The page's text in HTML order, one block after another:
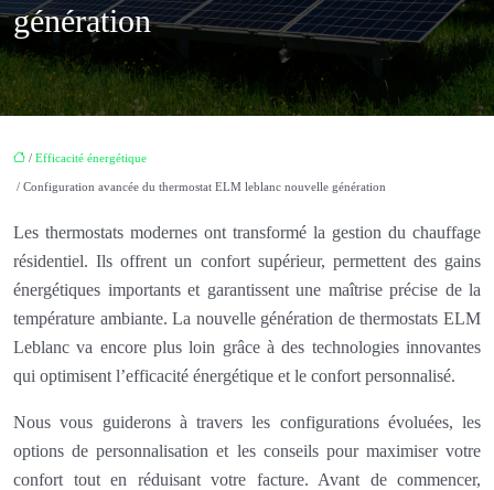
génération
/ Efficacité énergétique
/ Configuration avancée du thermostat ELM leblanc nouvelle génération
Les thermostats modernes ont transformé la gestion du chauffage
résidentiel. Ils offrent un confort supérieur, permettent des gains
énergétiques importants et garantissent une maîtrise précise de la
température ambiante. La nouvelle génération de thermostats ELM
Leblanc va encore plus loin grâce à des technologies innovantes
qui optimisent l’efficacité énergétique et le confort personnalisé.
Nous vous guiderons à travers les configurations évoluées, les
options de personnalisation et les conseils pour maximiser votre
confort tout en réduisant votre facture. Avant de commencer,